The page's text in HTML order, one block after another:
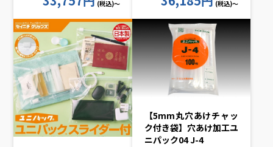
(税込)～ (税込)～
【5mm丸穴あけチャッ
ク付き袋】穴あけ加工ユ
ニパック04 J-4